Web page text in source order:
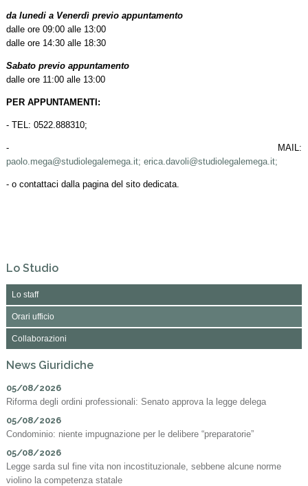
da lunedi a Venerdì previo appuntamento
dalle ore 09:00 alle 13:00
dalle ore 14:30 alle 18:30
Sabato previo appuntamento
dalle ore 11:00 alle 13:00
PER APPUNTAMENTI:
- TEL: 0522.888310;
- MAIL:
paolo.mega@studiolegalemega.it; erica.davoli@studiolegalemega.it;
- o contattaci dalla pagina del sito dedicata.
Lo Studio
Lo staff
Orari ufficio
Collaborazioni
News Giuridiche
05/08/2026
Riforma degli ordini professionali: Senato approva la legge delega
05/08/2026
Condominio: niente impugnazione per le delibere “preparatorie”
05/08/2026
Legge sarda sul fine vita non incostituzionale, sebbene alcune norme
violino la competenza statale